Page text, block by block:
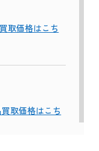
取価格はこち
取価格はこち